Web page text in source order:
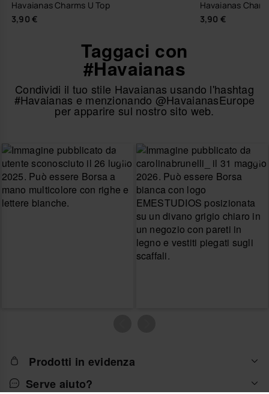
Havaianas Charms U Top
3,90 €
Havaianas
3,90 €
Taggaci con
#Havaianas
Condividi il tuo stile Havaianas usando l'hashtag
#Havaianas e menzionando @HavaianasEurope
per apparire sul nostro sito web.
Prodotti in evidenza
Serve aiuto?